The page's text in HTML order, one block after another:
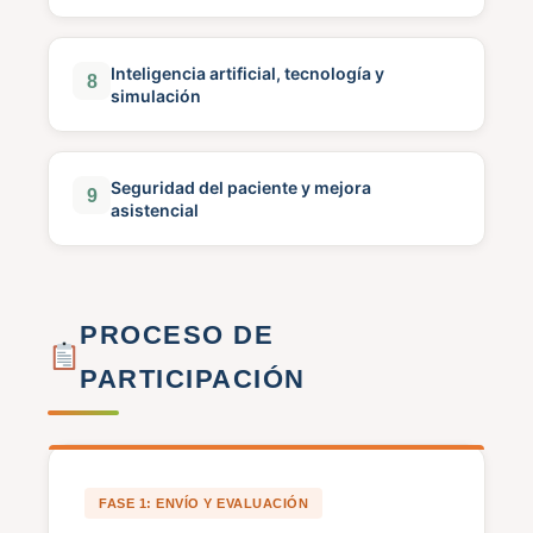
8
Inteligencia artificial, tecnología y
simulación
9
Seguridad del paciente y mejora
asistencial
PROCESO DE
PARTICIPACIÓN
FASE 1: ENVÍO Y EVALUACIÓN